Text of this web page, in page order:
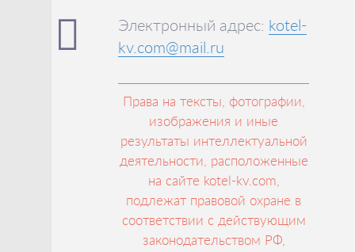
Электронный адрес: kotel-
kv.com@mail.ru
Права на тексты, фотографии,
изображения и иные
результаты интеллектуальной
деятельности, расположенные
на сайте kotel-kv.com,
подлежат правовой охране в
соответствии с действующим
законодательством РФ,